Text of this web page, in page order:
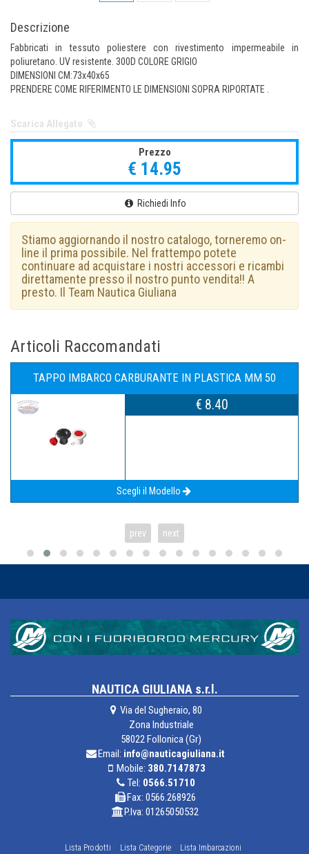
Descrizione
Fabbricati in tessuto poliestere con rivestimento impermeabile in
poliuretano. UV resistente. 300D COLORE GRIGIO
DIMENSIONI CM:73x40x65
PRENDERE COME RIFERIMENTO LE DIMENSIONI SOPRA RIPORTATE .
Scarica Allegato
Prezzo
€ 14.95
Richiedi Info
Stiamo aggiornando il nostro catalogo, torneremo on-
line il prima possibile. Nel frattempo potete
continuare ad acquistare i nostri accessori e ricambi
direttamente presso il nostro punto vendita!! A
presto. Il Team Nautica Giuliana
Articoli Raccomandati
TAPPO IMBARCO CARBURANTE IN PLASTICA MM 50
€ 8.40
Scegli il Modello
prev next
NAUTICA GIULIANA s.r.l.
Via del Sugheraio, 80
Zona Industriale
58022 Follonica (Gr)
Email: info@nauticagiuliana.it
Mobile: 380.7147873
Tel: 0566.51710
Fax: 0566.268926
P.Iva: 01265050532
Lista Prodotti Lista Categorie Lista Imbarcazioni